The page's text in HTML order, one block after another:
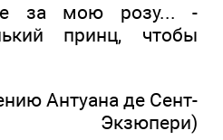
за мою розу... -
принц, чтобы
Антуана де Сент-
Экзюпери)